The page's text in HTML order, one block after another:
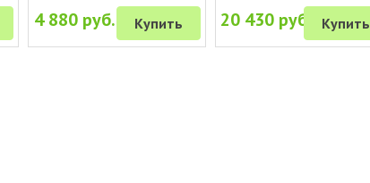
4 880 руб. Купить 20 430 руб. Купить